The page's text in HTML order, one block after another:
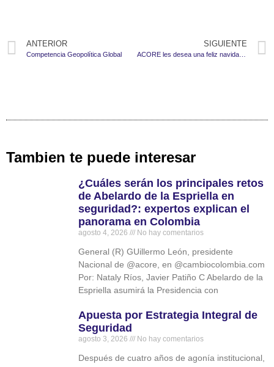
ANTERIOR
Competencia Geopolítica Global
SIGUIENTE
ACORE les desea una feliz navidad y un próspero año nuevo
Tambien te puede interesar
¿Cuáles serán los principales retos
de Abelardo de la Espriella en
seguridad?: expertos explican el
panorama en Colombia
agosto 4, 2026 No hay comentarios
General (R) GUillermo León, presidente
Nacional de @acore, en @cambiocolombia.com
Por: Nataly Ríos, Javier Patiño C Abelardo de la
Espriella asumirá la Presidencia con
Apuesta por Estrategia Integral de
Seguridad
agosto 3, 2026 No hay comentarios
Después de cuatro años de agonía institucional,